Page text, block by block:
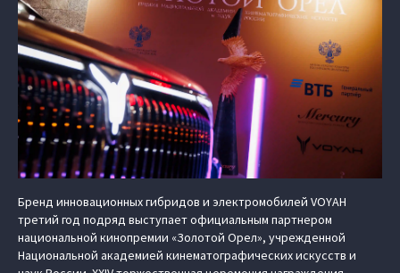
Бренд инновационных гибридов и электромобилей VOYAH
третий год подряд выступает официальным партнером
национальной кинопремии «Золотой Орел», учрежденной
Национальной академией кинематографических искусств и